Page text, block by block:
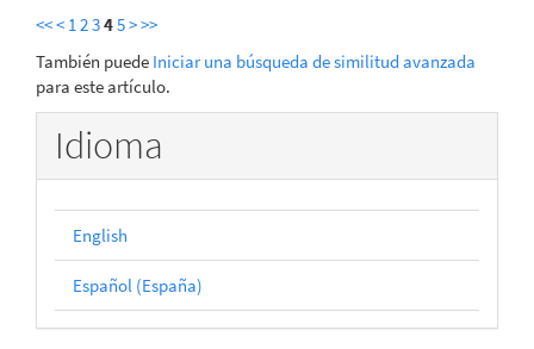
<<< 1 2345>>>
También puede Iniciar una búsqueda de similitud avanzada
para este artículo.
Idioma
English
Español (España)